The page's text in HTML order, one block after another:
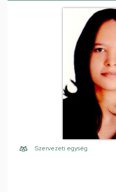
Szervezeti egység